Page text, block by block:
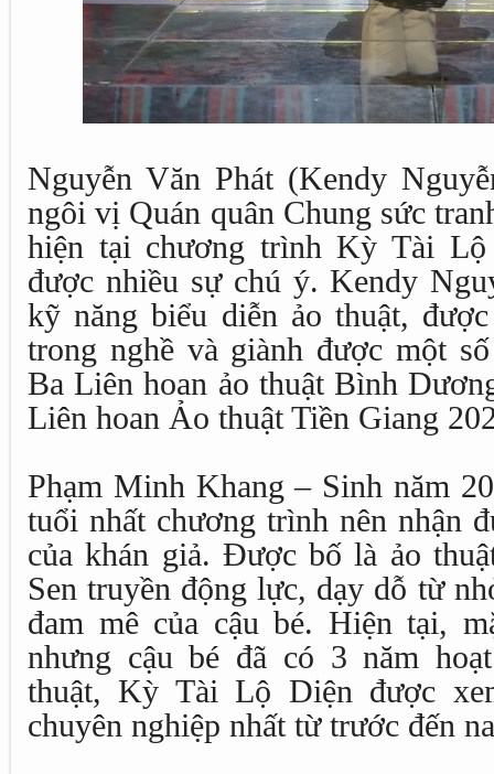
Nguyễn Văn Phát (Kendy
ngôi vị Quán quân Chung sức
hiện tại chương trình Kỳ Tài Lộ
được nhiều sự chú ý. Kendy
kỹ năng biểu diễn ảo thuật,
trong nghề và giành được một
Ba Liên hoan ảo thuật Bình
Liên hoan Ảo thuật Tiền Giang
Phạm Minh Khang – Sinh năm
tuổi nhất chương trình nên nhận
của khán giả. Được bố là ảo
Sen truyền động lực, dạy dỗ từ
đam mê của cậu bé. Hiện tại,
nhưng cậu bé đã có 3 năm
thuật, Kỳ Tài Lộ Diện được
chuyên nghiệp nhất từ trước đến